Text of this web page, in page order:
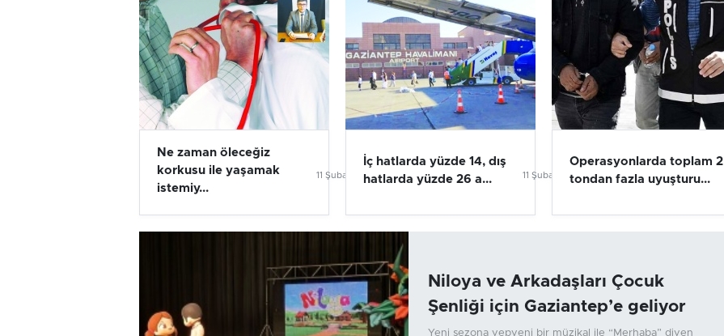
Ne zaman öleceğiz
korkusu ile yaşamak
istemiy...
11 Şubat 2024
İç hatlarda yüzde 14, dış
hatlarda yüzde 26 a...
11 Şubat 2024
Operasyonlarda toplam 2
tondan fazla uyuşturu...
Niloya ve Arkadaşları Çocuk
Şenliği için Gaziantep’e geliyor
Yeni sezona yepyeni bir müzikal ile “Merhaba” diyen